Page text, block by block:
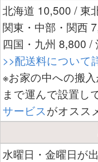
北海道 10,500 / 東
関東・中部・関西
四国・九州 8,800 /
>>配送料について
※お家の中への搬
まで運んで設置し
サービスがオスス
水曜日・金曜日が